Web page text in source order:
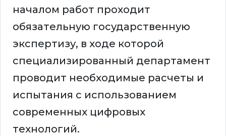
началом работ проходит
обязательную государственную
экспертизу, в ходе которой
специализированный департамент
проводит необходимые расчеты и
испытания с использованием
современных цифровых
технологий.